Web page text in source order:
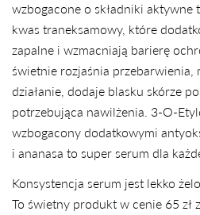
wzbogacone o składniki aktywne
kwas traneksamowy, które
zapalne i wzmacniają barierę
świetnie rozjaśnia przebarwienia,
działanie, dodaje blasku skórze
potrzebująca nawilżenia. 3-O-
wzbogacony dodatkowymi
i ananasa to super serum dla
Konsystencja serum jest lekko
To świetny produkt w cenie 65 zł